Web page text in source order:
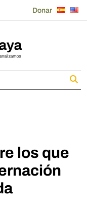
Donar
los que